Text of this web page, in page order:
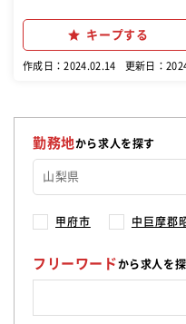
代、30代、40代と経験年数を
割烹、料亭、レストランに 在
キープする
作成日：2024.02.14 更新日：
勤務地から求人を探す
甲府市 中巨摩郡
フリーワードから求人を